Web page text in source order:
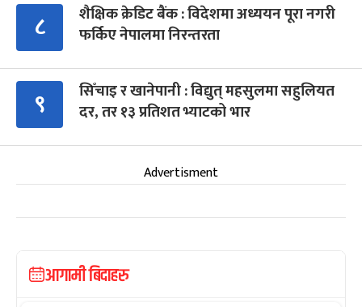
८
शैक्षिक क्रेडिट बैंक : विदेशमा अध्ययन पूरा नगरी
फर्किए नेपालमा निरन्तरता
९
सिँचाइ र खानेपानी : विद्युत् महसुलमा सहुलियत
दर, तर १३ प्रतिशत भ्याटको भार
Advertisment
आगामी बिदाहरु